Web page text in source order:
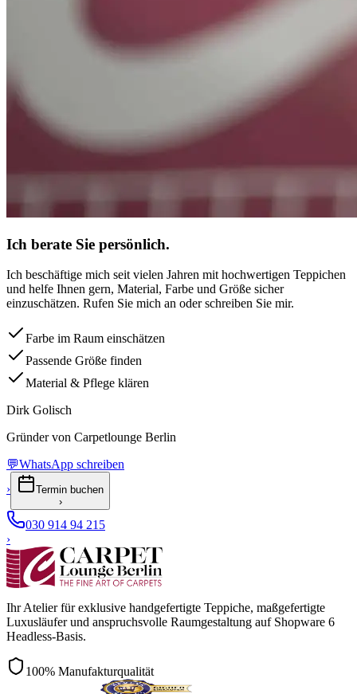
Ich berate Sie persönlich.
Ich beschäftige mich seit vielen Jahren mit hochwertigen Teppichen
und helfe Ihnen gern, Material, Farbe und Größe sicher
einzuschätzen. Rufen Sie mich an oder schreiben Sie mir.
Farbe im Raum einschätzen
Passende Größe finden
Material & Pflege klären
Dirk Golisch
Gründer von Carpetlounge Berlin
💬WhatsApp schreiben
›
Termin buchen
›
030 914 94 215
›
Ihr Atelier für exklusive handgefertigte Teppiche, maßgefertigte
Luxusläufer und anspruchsvolle Raumgestaltung auf Shopware 6
Headless-Basis.
100% Manufakturqualität